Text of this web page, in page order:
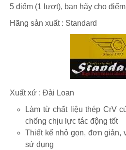
5 điểm (1 lượt), bạn hãy cho điểm
Hãng sản xuất : Standard
Xuất xứ : Đài Loan
Làm từ chất liệu thép CrV cứng chắc, có độ bền và
chống chịu lực tác động tốt
Thiết kế nhỏ gọn, đơn giản, vừa tay cầm và dễ dàng
sử dụng